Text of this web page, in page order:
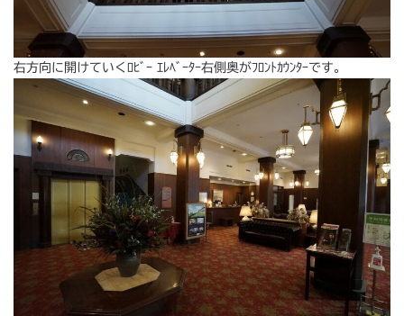
右方向に開けていくﾛﾋﾞｰ ｴﾚﾍﾞｰﾀｰ右側奥がﾌﾛﾝﾄｶｳﾝﾀｰです。